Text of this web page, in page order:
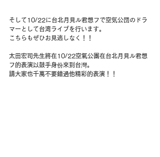
そして10/22に台北月見ル君想フで空気公団のドラ
マーとして台湾ライブを行います。
こちらもぜひお見逃しなく！！
太田宏司先生將在10/22空氣公團在台北月見ル君想
フ的表演以鼓手身份來到台灣。
請大家也千萬不要錯過他精彩的表演！！